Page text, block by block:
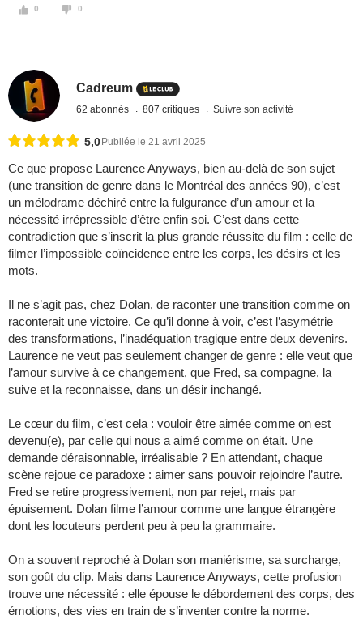
0 0
Cadreum
62 abonnés 807 critiques Suivre son activité
5,0 Publiée le 21 avril 2025
Ce que propose Laurence Anyways, bien au-delà de son sujet
(une transition de genre dans le Montréal des années 90), c’est
un mélodrame déchiré entre la fulgurance d’un amour et la
nécessité irrépressible d’être enfin soi. C’est dans cette
contradiction que s’inscrit la plus grande réussite du film : celle de
filmer l’impossible coïncidence entre les corps, les désirs et les
mots.
Il ne s’agit pas, chez Dolan, de raconter une transition comme on
raconterait une victoire. Ce qu’il donne à voir, c’est l’asymétrie
des transformations, l’inadéquation tragique entre deux devenirs.
Laurence ne veut pas seulement changer de genre : elle veut que
l’amour survive à ce changement, que Fred, sa compagne, la
suive et la reconnaisse, dans un désir inchangé.
Le cœur du film, c’est cela : vouloir être aimée comme on est
devenu(e), par celle qui nous a aimé comme on était. Une
demande déraisonnable, irréalisable ? En attendant, chaque
scène rejoue ce paradoxe : aimer sans pouvoir rejoindre l’autre.
Fred se retire progressivement, non par rejet, mais par
épuisement. Dolan filme l’amour comme une langue étrangère
dont les locuteurs perdent peu à peu la grammaire.
On a souvent reproché à Dolan son maniérisme, sa surcharge,
son goût du clip. Mais dans Laurence Anyways, cette profusion
trouve une nécessité : elle épouse le débordement des corps, des
émotions, des vies en train de s’inventer contre la norme.